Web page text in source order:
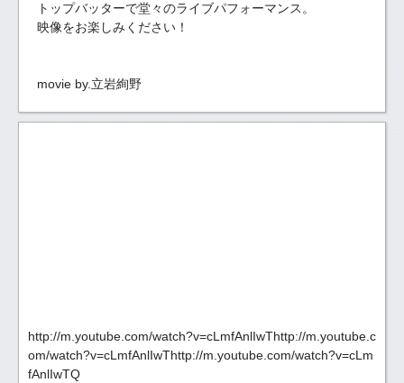
トップバッターで堂々のライブパフォーマンス。
映像をお楽しみください！
movie by.立岩絢野
http://m.youtube.com/watch?v=cLmfAnlIwThttp://m.youtube.c
om/watch?v=cLmfAnlIwThttp://m.youtube.com/watch?v=cLm
fAnlIwTQ